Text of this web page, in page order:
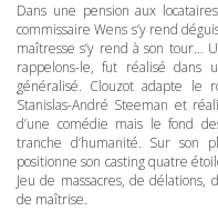
Dans une pension aux
commissaire Wens s’y rend
maîtresse s’y rend à son tour…
rappelons-le, fut réalisé dans
généralisé. Clouzot adapte le
Stanislas-André Steeman et
d’une comédie mais le fond
tranche d’humanité. Sur son
positionne son casting quatre
Jeu de massacres, de
de maîtrise.